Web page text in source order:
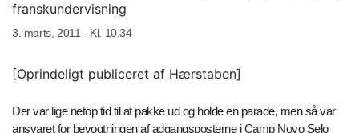
franskundervisning
3. marts, 2011 - Kl. 10.34
[Oprindeligt publiceret af Hærstaben]
Der var lige netop tid til at pakke ud og holde en parade, men så var
ansvaret for bevogtningen af adgangsposterne i Camp Novo Selo